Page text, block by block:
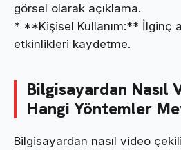
görsel olarak açıklama.
* **Kişisel Kullanım:** İlginç
etkinlikleri kaydetme.
Bilgisayardan Nasıl
Hangi Yöntemler
Bilgisayardan nasıl video